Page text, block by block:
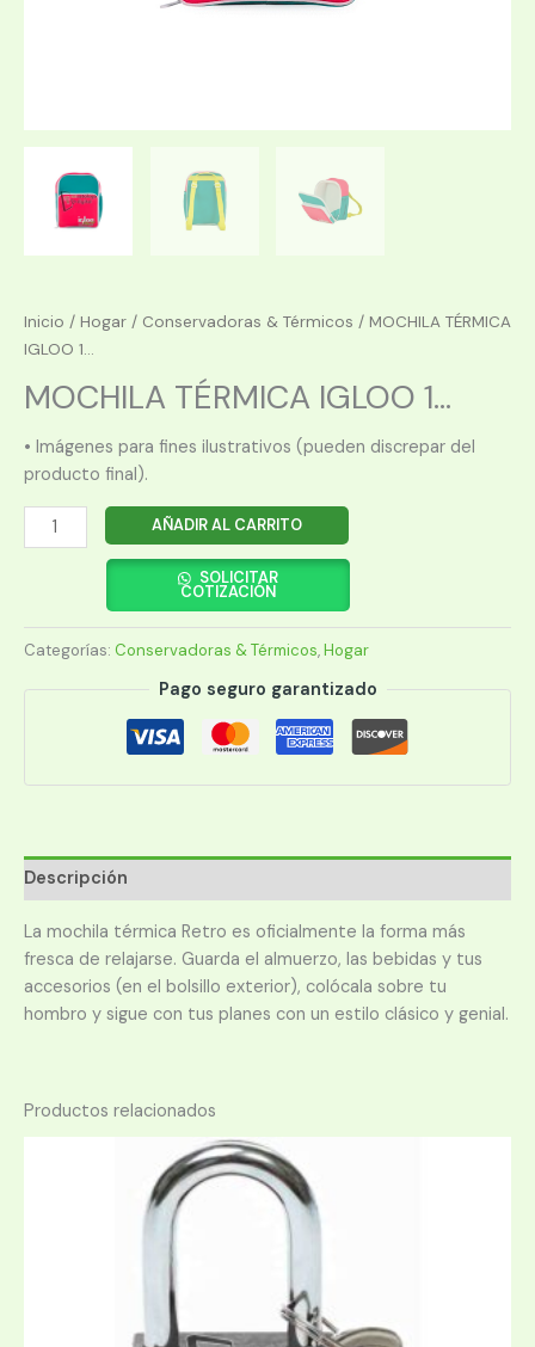
Inicio / Hogar / Conservadoras & Térmicos / MOCHILA TÉRMICA
IGLOO 1...
MOCHILA TÉRMICA IGLOO 1...
• Imágenes para fines ilustrativos (pueden discrepar del
producto final).
MOCHILA
TÉRMICA
LATAS
RETRO
AÑADIR AL CARRITO
SOLICITAR
COTIZACIÓN
Categorías: Conservadoras & Térmicos,Hogar
Pago seguro garantizado
Descripción
La mochila térmica Retro es oficialmente la forma más
fresca de relajarse. Guarda el almuerzo, las bebidas y tus
accesorios (en el bolsillo exterior), colócala sobre tu
hombro y sigue con tus planes con un estilo clásico y genial.
Productos relacionados